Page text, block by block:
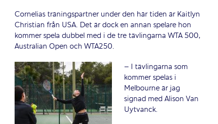
Cornelias träningspartner under den här tiden är Kaitlyn
Christian från USA. Det är dock en annan spelare hon
kommer spela dubbel med i de tre tävlingarna WTA 500,
Australian Open och WTA250.
– I tävlingarna som
kommer spelas i
Melbourne är jag
signad med Alison Van
Uytvanck.